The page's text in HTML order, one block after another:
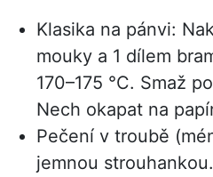
Klasika na pánvi:
mouky a 1 dílem
170–175 °C. Smaž
Nech okapat na
Pečení v troubě
jemnou